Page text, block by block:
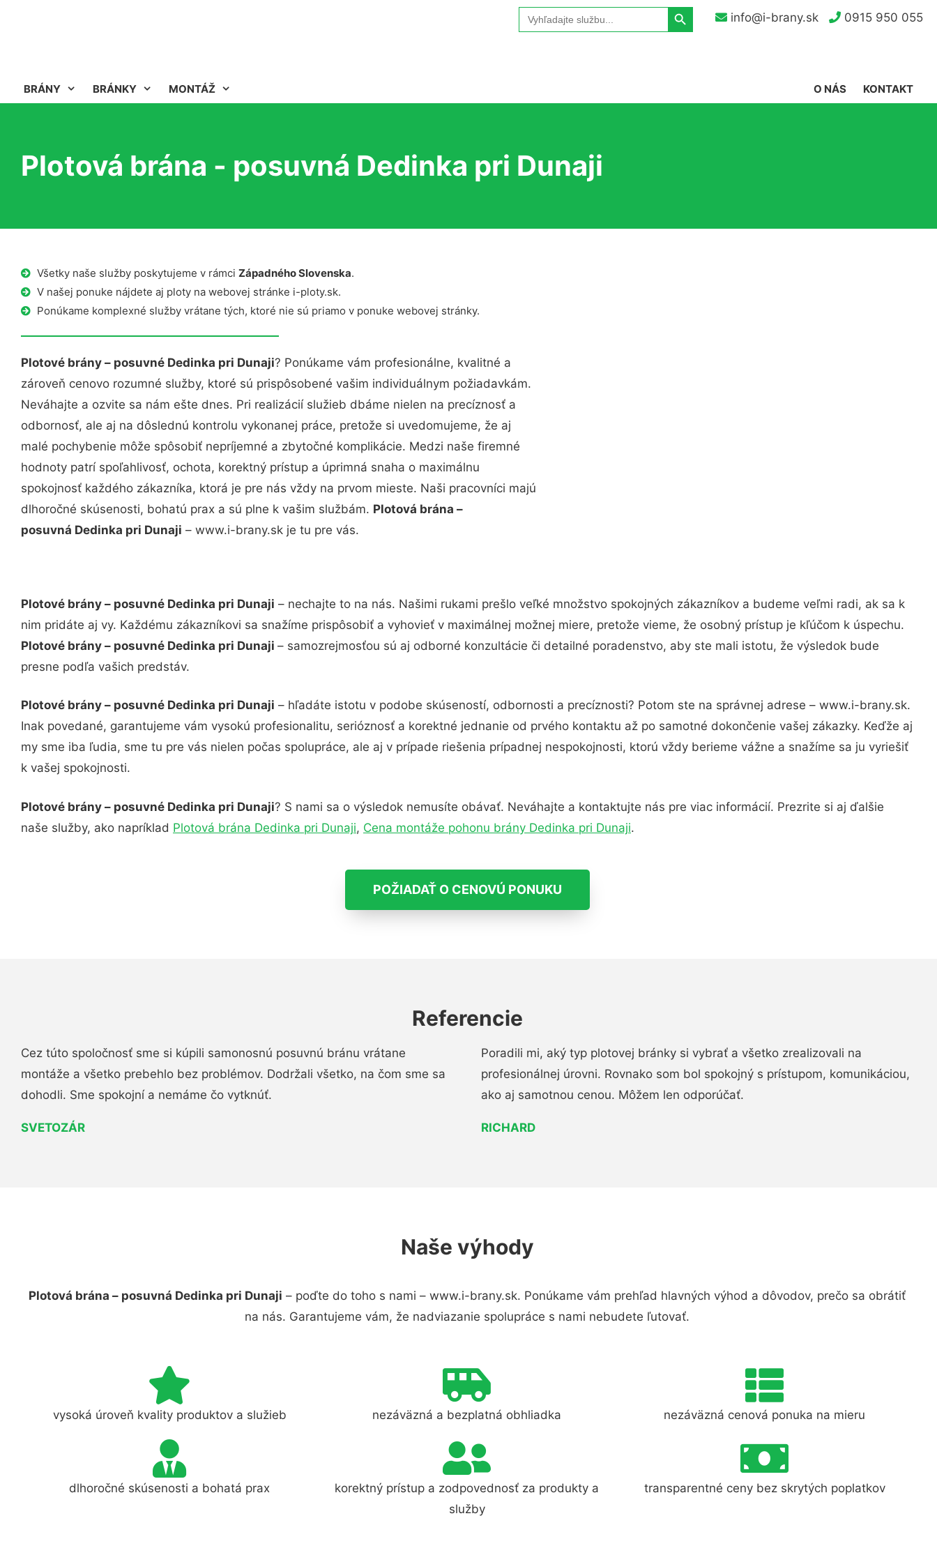
info@i-brany.sk 0915 950 055
Search
for:
Search Button
BRÁNY BRÁNKY MONTÁŽ KONTAKT
O NÁS
Plotová brána - posuvná Dedinka pri Dunaji
Všetky naše služby poskytujeme v rámci Západného Slovenska.
V našej ponuke nájdete aj ploty na webovej stránke i-ploty.sk.
Ponúkame komplexné služby vrátane tých, ktoré nie sú priamo v ponuke webovej stránky.
Plotové brány – posuvné Dedinka pri Dunaji? Ponúkame vám profesionálne, kvalitné a
zároveň cenovo rozumné služby, ktoré sú prispôsobené vašim individuálnym požiadavkám.
Neváhajte a ozvite sa nám ešte dnes. Pri realizácií služieb dbáme nielen na precíznosť a
odbornosť, ale aj na dôslednú kontrolu vykonanej práce, pretože si uvedomujeme, že aj
malé pochybenie môže spôsobiť nepríjemné a zbytočné komplikácie. Medzi naše firemné
hodnoty patrí spoľahlivosť, ochota, korektný prístup a úprimná snaha o maximálnu
spokojnosť každého zákazníka, ktorá je pre nás vždy na prvom mieste. Naši pracovníci majú
dlhoročné skúsenosti, bohatú prax a sú plne k vašim službám. Plotová brána –
posuvná Dedinka pri Dunaji – www.i-brany.sk je tu pre vás.
Plotové brány – posuvné Dedinka pri Dunaji – nechajte to na nás. Našimi rukami prešlo veľké množstvo spokojných zákazníkov a budeme veľmi radi, ak sa k
nim pridáte aj vy. Každému zákazníkovi sa snažíme prispôsobiť a vyhovieť v maximálnej možnej miere, pretože vieme, že osobný prístup je kľúčom k úspechu.
Plotové brány – posuvné Dedinka pri Dunaji – samozrejmosťou sú aj odborné konzultácie či detailné poradenstvo, aby ste mali istotu, že výsledok bude
presne podľa vašich predstáv.
Plotové brány – posuvné Dedinka pri Dunaji – hľadáte istotu v podobe skúseností, odbornosti a precíznosti? Potom ste na správnej adrese – www.i-brany.sk.
Inak povedané, garantujeme vám vysokú profesionalitu, serióznosť a korektné jednanie od prvého kontaktu až po samotné dokončenie vašej zákazky. Keďže aj
my sme iba ľudia, sme tu pre vás nielen počas spolupráce, ale aj v prípade riešenia prípadnej nespokojnosti, ktorú vždy berieme vážne a snažíme sa ju vyriešiť
k vašej spokojnosti.
Plotové brány – posuvné Dedinka pri Dunaji? S nami sa o výsledok nemusíte obávať. Neváhajte a kontaktujte nás pre viac informácií. Prezrite si aj ďalšie
naše služby, ako napríklad Plotová brána Dedinka pri Dunaji, Cena montáže pohonu brány Dedinka pri Dunaji.
POŽIADAŤ O CENOVÚ PONUKU
Referencie
Cez túto spoločnosť sme si kúpili samonosnú posuvnú bránu vrátane
montáže a všetko prebehlo bez problémov. Dodržali všetko, na čom sme sa
dohodli. Sme spokojní a nemáme čo vytknúť.
SVETOZÁR
Poradili mi, aký typ plotovej bránky si vybrať a všetko zrealizovali na
profesionálnej úrovni. Rovnako som bol spokojný s prístupom, komunikáciou,
ako aj samotnou cenou. Môžem len odporúčať.
RICHARD
Naše výhody
Plotová brána – posuvná Dedinka pri Dunaji – poďte do toho s nami – www.i-brany.sk. Ponúkame vám prehľad hlavných výhod a dôvodov, prečo sa obrátiť
na nás. Garantujeme vám, že nadviazanie spolupráce s nami nebudete ľutovať.
vysoká úroveň kvality produktov a služieb nezáväzná a bezplatná obhliadka nezáväzná cenová ponuka na mieru
dlhoročné skúsenosti a bohatá prax
korektný prístup a zodpovednosť za produkty a
služby
transparentné ceny bez skrytých poplatkov